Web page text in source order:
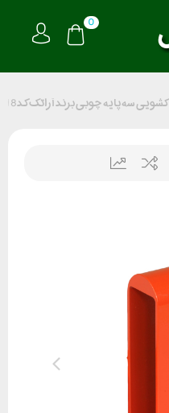
0
کشویی سه پایه چوبی برند آراتک کد 2018